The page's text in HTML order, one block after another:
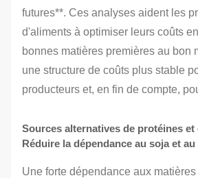
futures**. Ces analyses aident les
d'aliments à optimiser leurs coûts
bonnes matières premières au bon
une structure de coûts plus stable
producteurs et, en fin de compte,
Sources alternatives de protéines et
Réduire la dépendance au soja et au
Une forte dépendance aux